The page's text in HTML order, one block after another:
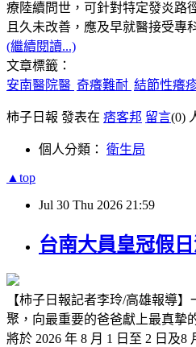
療陸續問世，可針對特定發炎路
且久未改善，應及早就醫接受專
(繼續閱讀...)
文章標籤：
安南醫院醫 奇癢難耐 結節性癢
柿子日報 發表在 痞客邦 留言(0)
個人分類： 衛生局
▲top
Jul 30 Thu 2026 21:59
台南大員皇冠假
【柿子日報記者李玲/高雄報導
聚，向最重要的爸爸獻上最真摯
將於 2026 年 8 月 1 日至 2 日及